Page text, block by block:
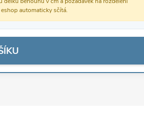
automaticky sčítá.